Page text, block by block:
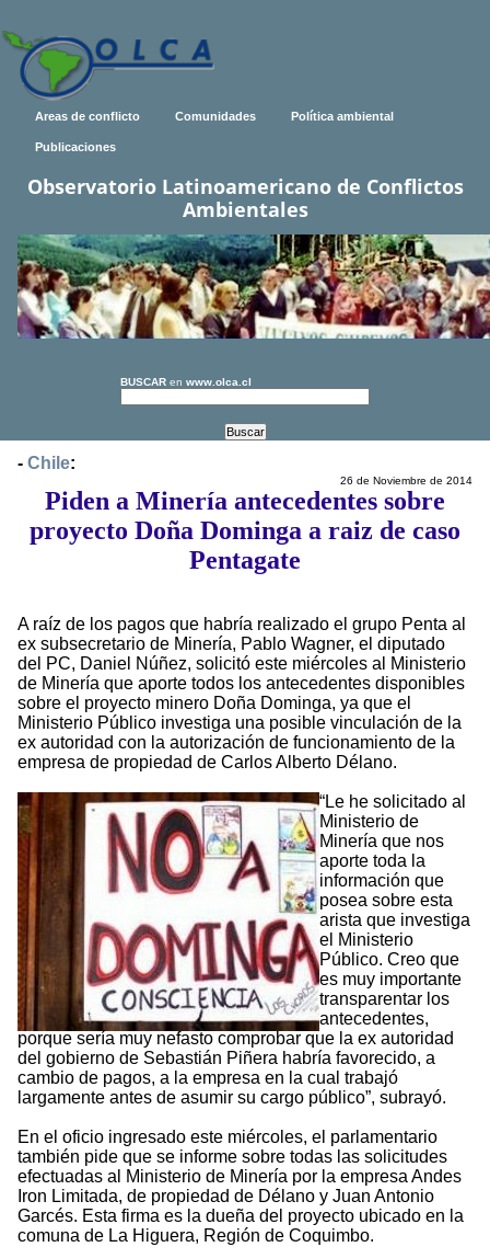
Areas de conflicto Comunidades Política ambiental
Publicaciones
Observatorio Latinoamericano de Conflictos
Ambientales
BUSCAR en www.olca.cl
- Chile:
26 de Noviembre de 2014
Piden a Minería antecedentes sobre
proyecto Doña Dominga a raiz de caso
Pentagate
A raíz de los pagos que habría realizado el grupo Penta al
ex subsecretario de Minería, Pablo Wagner, el diputado
del PC, Daniel Núñez, solicitó este miércoles al Ministerio
de Minería que aporte todos los antecedentes disponibles
sobre el proyecto minero Doña Dominga, ya que el
Ministerio Público investiga una posible vinculación de la
ex autoridad con la autorización de funcionamiento de la
empresa de propiedad de Carlos Alberto Délano.
“Le he solicitado al
Ministerio de
Minería que nos
aporte toda la
información que
posea sobre esta
arista que investiga
el Ministerio
Público. Creo que
es muy importante
transparentar los
antecedentes,
porque sería muy nefasto comprobar que la ex autoridad
del gobierno de Sebastián Piñera habría favorecido, a
cambio de pagos, a la empresa en la cual trabajó
largamente antes de asumir su cargo público”, subrayó.
En el oficio ingresado este miércoles, el parlamentario
también pide que se informe sobre todas las solicitudes
efectuadas al Ministerio de Minería por la empresa Andes
Iron Limitada, de propiedad de Délano y Juan Antonio
Garcés. Esta firma es la dueña del proyecto ubicado en la
comuna de La Higuera, Región de Coquimbo.